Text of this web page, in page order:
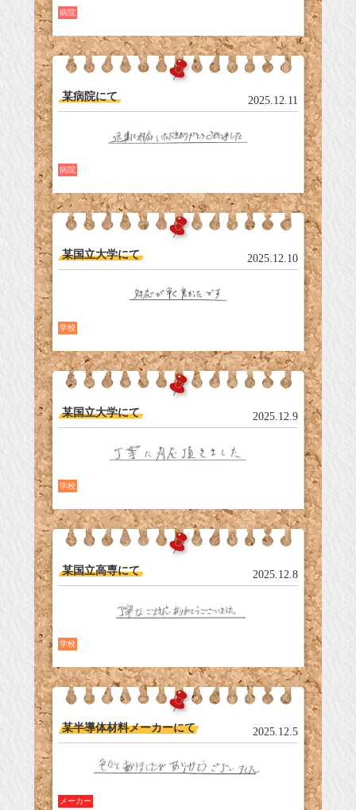
病院
某病院にて 2025.12.11
病院
某国立大学にて 2025.12.10
学校
某国立大学にて 2025.12.9
学校
某国立高専にて 2025.12.8
学校
某半導体材料メーカーにて 2025.12.5
メーカー